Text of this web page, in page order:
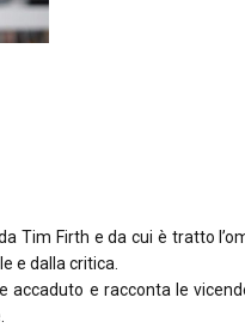
Tim Firth e da cui è tratto
e dalla critica.
e racconta le